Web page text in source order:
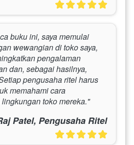
buku ini, saya memulai
wewangian di toko saya,
pengalaman
dan, sebagai hasilnya,
pengusaha ritel harus
memahami cara
toko mereka."
Patel, Pengusaha Ritel